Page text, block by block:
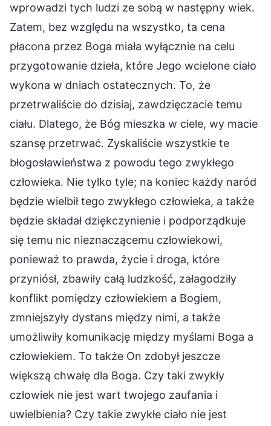
wprowadzi tych ludzi ze sobą w następny wiek.
Zatem, bez względu na wszystko, ta cena
płacona przez Boga miała wyłącznie na celu
przygotowanie dzieła, które Jego wcielone ciało
wykona w dniach ostatecznych. To, że
przetrwaliście do dzisiaj, zawdzięczacie temu
ciału. Dlatego, że Bóg mieszka w ciele, wy macie
szansę przetrwać. Zyskaliście wszystkie te
błogosławieństwa z powodu tego zwykłego
człowieka. Nie tylko tyle; na koniec każdy naród
będzie wielbił tego zwykłego człowieka, a także
będzie składał dziękczynienie i podporządkuje
się temu nic nieznaczącemu człowiekowi,
ponieważ to prawda, życie i droga, które
przyniósł, zbawiły całą ludzkość, załagodziły
konflikt pomiędzy człowiekiem a Bogiem,
zmniejszyły dystans między nimi, a także
umożliwiły komunikację między myślami Boga a
człowiekiem. To także On zdobył jeszcze
większą chwałę dla Boga. Czy taki zwykły
człowiek nie jest wart twojego zaufania i
uwielbienia? Czy takie zwykłe ciało nie jest